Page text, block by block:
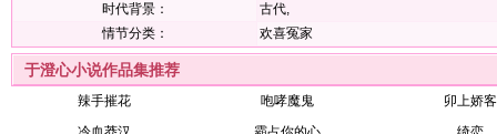
时代背景：
古代,
情节分类：
欢喜冤家
于澄心小说作品集推荐
辣手摧花 咆哮魔鬼
卯上娇客